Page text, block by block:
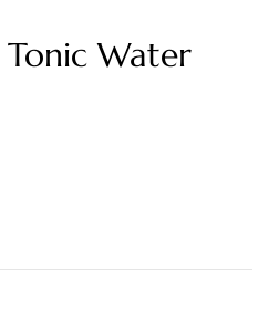
Water